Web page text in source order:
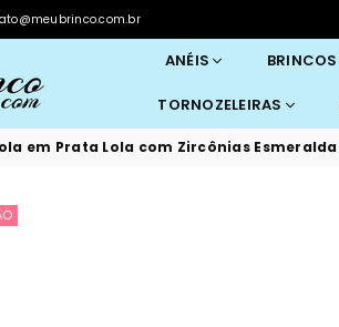
ANÉIS BRINCOS
TORNOZELEIRAS
em Prata Lola com Zircônias Esmeralda